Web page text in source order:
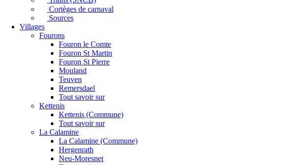
Cortèges de carnaval
Sources
Villages
Fourons
Fouron le Comte
Fouron St Martin
Fouron St Pierre
Mouland
Teuven
Remersdael
Tout savoir sur
Kettenis
Kettenis (Commune)
Tout savoir sur
La Calamine
La Calamine (Commune)
Hergenrath
Neu-Moresnet